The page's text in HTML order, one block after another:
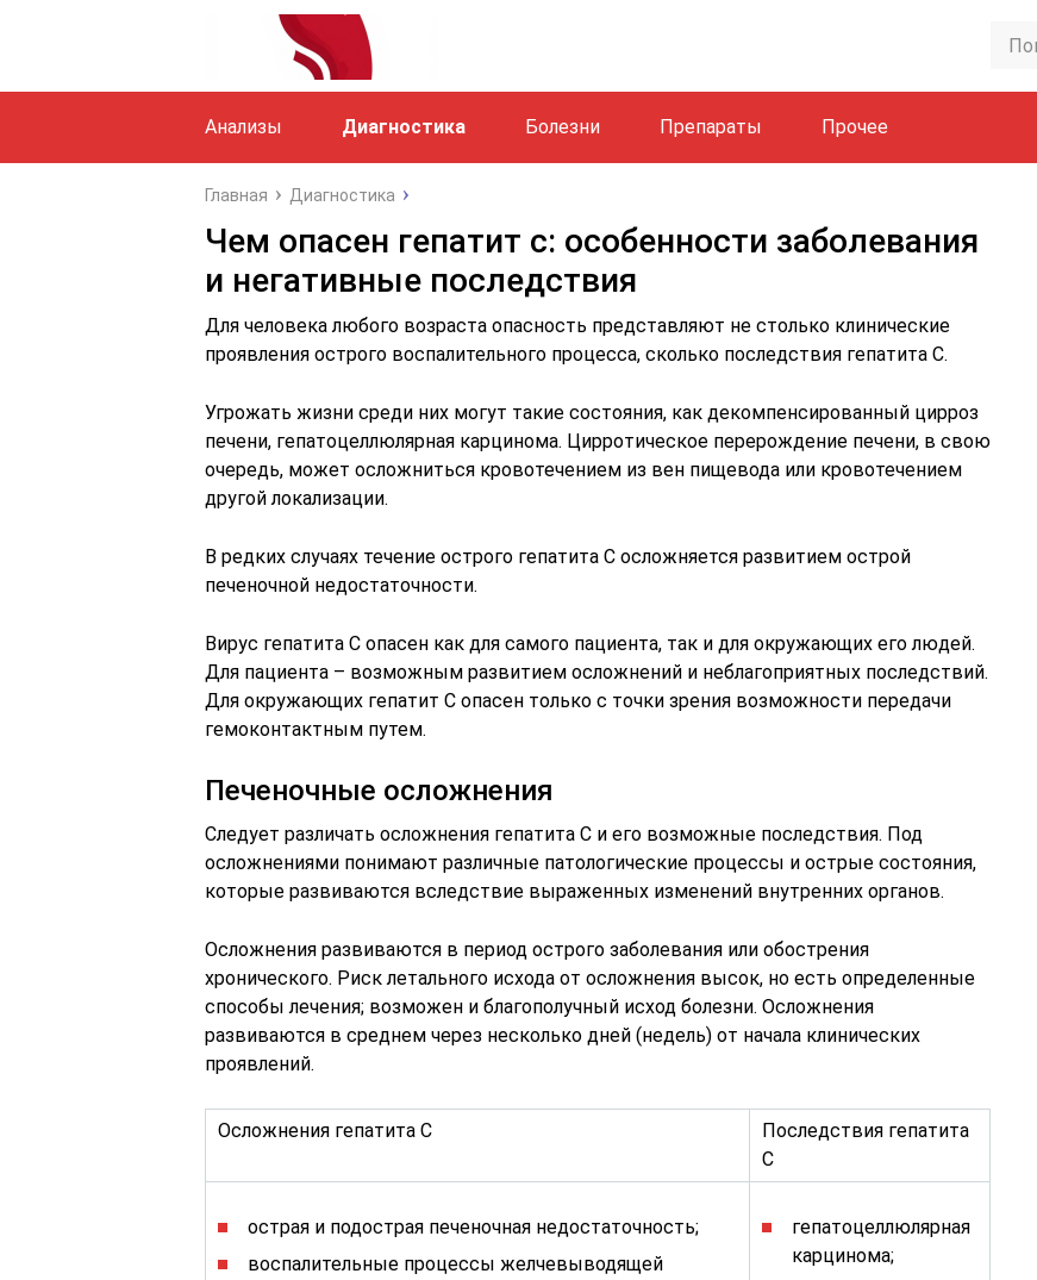
Анализы Диагностика Болезни Препараты Прочее
Главная Диагностика
Чем опасен гепатит c: особенности заболевания
и негативные последствия
Для человека любого возраста опасность представляют не столько клинические
проявления острого воспалительного процесса, сколько последствия гепатита С.
Угрожать жизни среди них могут такие состояния, как декомпенсированный цирроз
печени, гепатоцеллюлярная карцинома. Цирротическое перерождение печени, в свою
очередь, может осложниться кровотечением из вен пищевода или кровотечением
другой локализации.
В редких случаях течение острого гепатита С осложняется развитием острой
печеночной недостаточности.
Вирус гепатита С опасен как для самого пациента, так и для окружающих его людей.
Для пациента – возможным развитием осложнений и неблагоприятных последствий.
Для окружающих гепатит С опасен только с точки зрения возможности передачи
гемоконтактным путем.
Печеночные осложнения
Следует различать осложнения гепатита С и его возможные последствия. Под
осложнениями понимают различные патологические процессы и острые состояния,
которые развиваются вследствие выраженных изменений внутренних органов.
Осложнения развиваются в период острого заболевания или обострения
хронического. Риск летального исхода от осложнения высок, но есть определенные
способы лечения; возможен и благополучный исход болезни. Осложнения
развиваются в среднем через несколько дней (недель) от начала клинических
проявлений.
Осложнения гепатита С
Последствия гепатита
С
острая и подострая печеночная недостаточность;
воспалительные процессы желчевыводящей
гепатоцеллюлярная
карцинома;